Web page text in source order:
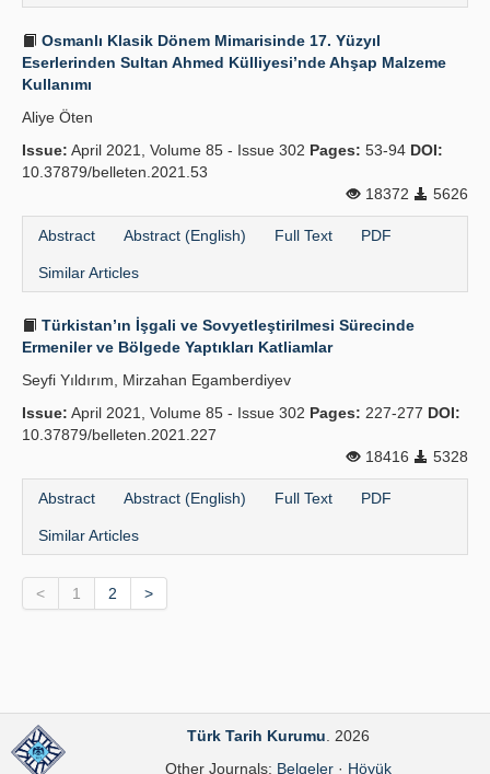
Osmanlı Klasik Dönem Mimarisinde 17. Yüzyıl
Eserlerinden Sultan Ahmed Külliyesi’nde Ahşap Malzeme
Kullanımı
Aliye Öten
Issue: April 2021, Volume 85 - Issue 302 Pages: 53-94 DOI:
10.37879/belleten.2021.53
18372
5626
Abstract Abstract (English) Full Text PDF
Similar Articles
Türkistan’ın İşgali ve Sovyetleştirilmesi Sürecinde
Ermeniler ve Bölgede Yaptıkları Katliamlar
Seyfi Yıldırım, Mirzahan Egamberdiyev
Issue: April 2021, Volume 85 - Issue 302 Pages: 227-277 DOI:
10.37879/belleten.2021.227
18416
5328
Abstract Abstract (English) Full Text PDF
Similar Articles
< 1 2 >
Türk Tarih Kurumu . 2026
Other Journals: Belgeler· Höyük